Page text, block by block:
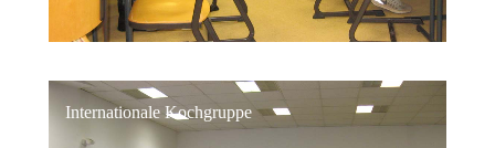
Internationale Kochgruppe